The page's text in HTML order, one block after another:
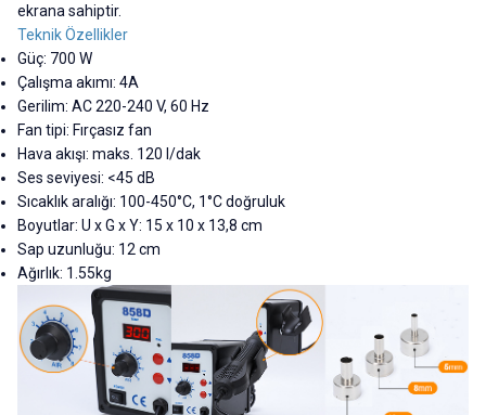
ekrana sahiptir.
Teknik Özellikler
Güç: 700 W
Çalışma akımı: 4A
Gerilim: AC 220-240 V, 60 Hz
Fan tipi: Fırçasız fan
Hava akışı: maks. 120 l/dak
Ses seviyesi: <45 dB
Sıcaklık aralığı: 100-450°C, 1°C doğruluk
Boyutlar: U x G x Y: 15 x 10 x 13,8 cm
Sap uzunluğu: 12 cm
Ağırlık: 1.55kg